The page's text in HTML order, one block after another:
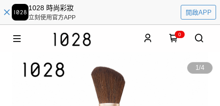
1028 時尚彩妝
立刻使用官方APP
開啟APP
0
1/4